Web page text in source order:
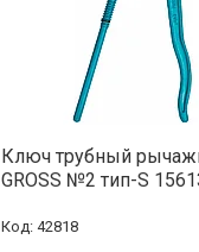
Ключ трубный
GROSS №2 тип-S
42818